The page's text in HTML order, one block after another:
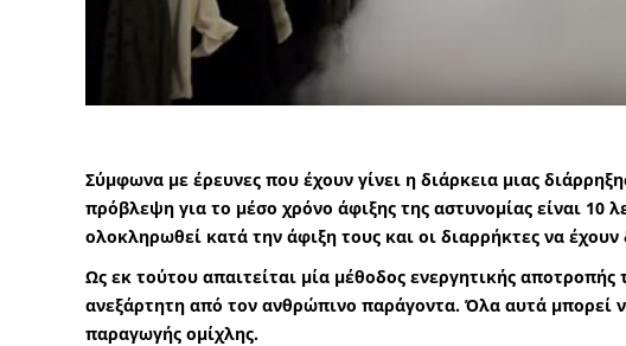
Σύμφωνα με έρευνες που έχουν γίνει η διάρκεια μιας
πρόβλεψη για το μέσο χρόνο άφιξης της αστυνομίας είναι 10
ολοκληρωθεί κατά την άφιξη τους και οι διαρρήκτες να
Ως εκ τούτου απαιτείται μία μέθοδος ενεργητικής
ανεξάρτητη από τον ανθρώπινο παράγοντα. Όλα αυτά μπορεί
παραγωγής ομίχλης.